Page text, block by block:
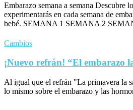
Embarazo semana a semana Descubre
experimentarás en cada semana de
bebé. SEMANA 1 SEMANA 2
Cambios
¡Nuevo refrán! “El embarazo
Al igual que el refrán "La primavera la
lo mismo sobre el embarazo y las